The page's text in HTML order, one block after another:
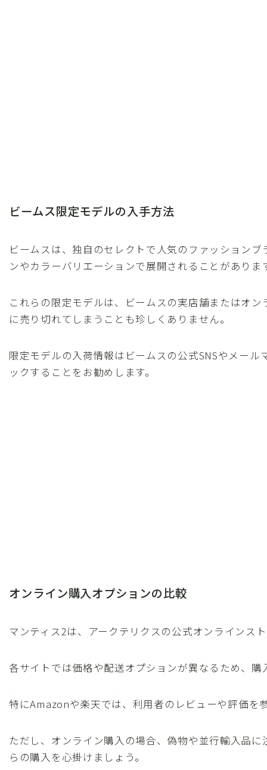
ビームス限定モデルの入手方法
ビームスは、独自のセレクトで人気のファッション
ンやカラーバリエーションで展開されることがありま
これらの限定モデルは、ビームスの実店舗またはオ
に売り切れてしまうことも珍しくありません。
限定モデルの入荷情報はビームスの公式SNSやメー
ックすることをお勧めします。
オンライン購入オプションの比較
マンティス2は、アークテリクスの公式オンラインス
各サイトでは価格や配送オプションが異なるため、
特にAmazonや楽天では、利用者のレビューや評価を
ただし、オンライン購入の場合、偽物や並行輸入品
らの購入を心掛けましょう。